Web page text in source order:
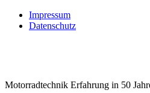
Impressum
Datenschutz
Motorradtechnik Erfahrung in 50